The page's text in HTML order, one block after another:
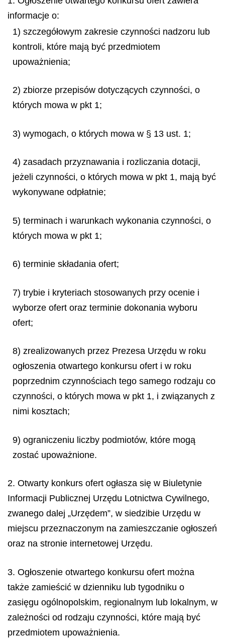
informacje o:
1) szczegółowym zakresie czynności nadzoru lub
kontroli, które mają być przedmiotem
upoważnienia;
2) zbiorze przepisów dotyczących czynności, o
których mowa w pkt 1;
3) wymogach, o których mowa w § 13 ust. 1;
4) zasadach przyznawania i rozliczania dotacji,
jeżeli czynności, o których mowa w pkt 1, mają być
wykonywane odpłatnie;
5) terminach i warunkach wykonania czynności, o
których mowa w pkt 1;
6) terminie składania ofert;
7) trybie i kryteriach stosowanych przy ocenie i
wyborze ofert oraz terminie dokonania wyboru
ofert;
8) zrealizowanych przez Prezesa Urzędu w roku
ogłoszenia otwartego konkursu ofert i w roku
poprzednim czynnościach tego samego rodzaju co
czynności, o których mowa w pkt 1, i związanych z
nimi kosztach;
9) ograniczeniu liczby podmiotów, które mogą
zostać upoważnione.
2. Otwarty konkurs ofert ogłasza się w Biuletynie
Informacji Publicznej Urzędu Lotnictwa Cywilnego,
zwanego dalej „Urzędem”, w siedzibie Urzędu w
miejscu przeznaczonym na zamieszczanie ogłoszeń
oraz na stronie internetowej Urzędu.
3. Ogłoszenie otwartego konkursu ofert można
także zamieścić w dzienniku lub tygodniku o
zasięgu ogólnopolskim, regionalnym lub lokalnym, w
zależności od rodzaju czynności, które mają być
przedmiotem upoważnienia.